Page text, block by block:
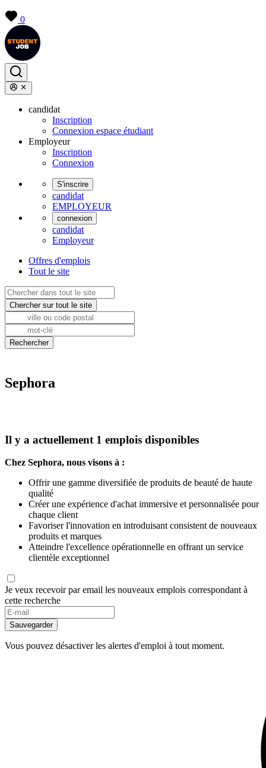
0
candidat
Inscription
Connexion espace étudiant
Employeur
Inscription
Connexion
S'inscrire
candidat
EMPLOYEUR
connexion
candidat
Employeur
Offres d'emplois
Tout le site
Sephora
Il y a actuellement 1 emplois disponibles
Chez Sephora, nous visons à :
Offrir une gamme diversifiée de produits de beauté de haute
qualité
Créer une expérience d'achat immersive et personnalisée pour
chaque client
Favoriser l'innovation en introduisant consistent de nouveaux
produits et marques
Atteindre l'excellence opérationnelle en offrant un service
clientèle exceptionnel
Je veux recevoir par email les nouveaux emplois correspondant à
cette recherche
Sauvegarder
Vous pouvez désactiver les alertes d'emploi à tout moment.